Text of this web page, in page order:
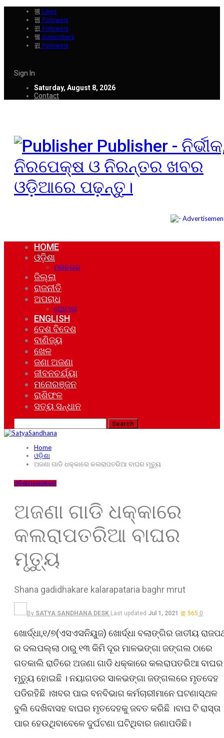
Likes
Followers
Followers
Subscribers
Followers
Sign In
Saturday, August 8, 2026
Contact
Publisher -
ନିରପେକ୍ଷ ଓ ନିରନ୍ତର ଖବର
ଓଡ଼ିଆରେ ପଢ଼ନ୍ତୁ।
HOME
ଓଡ଼ିଶା
ମହାନଗର
ଜିଲ୍ଲା
ରାଜନୀତି
ଅପରାଧ
ଘୋଟାଲା
ENGLISH
ଦେଶ ବିଦେଶ
ବାଣିଜ୍ୟ
ଖେଳ
ଜଣା ଅଜଣା
ଜୀବନଚର୍ଯ୍ୟା
ମନୋରଞ୍ଜନ
ରାଶିଫଳ
ସତ୍ୟ ସନ୍ଧାନ
Home
ଓଡ଼ିଶା
ଅଜଣା ଗାଡି ଧକ୍କାରେ କଲରାପତରିଆ ବାଘର ମୃତ୍ୟୁ
ଓଡ଼ିଶାମନୋରଞ୍ଜନ
ଅଜଣା ଗାଡି ଧକ୍କାରେ
କଲରାପତରିଆ ବାଘର
ମୃତ୍ୟୁ
Shana gadidhakare kalarapataria baghr mrut
By SATYA SANDHANA DESK Last updated Jul 1, 2021 565 0
ଖୋର୍ଦ୍ଧା,୧/୭(ଏସଏସନିୟୁଜ) ଖୋର୍ଦ୍ଧା ବଲାଙ୍ଗିର ଜାତୀୟ
ର ଦଲପଲ୍ଲା ଠାରୁ ୧୩ କିମି ଦୂର ମାଳଭଙ୍ଗା ଜଙ୍ଗଲ ଠାରେ
ଗତକାଲି ରାତିରେ ଅଜଣା ଗାଡି ଧକ୍କାରେ କଲରାପତରିଆ ବାଘର
ମୃତ୍ୟୁ ହୋଇଛି । ନୟାଗଡର ସାଳଭଙ୍ଗା ଜଙ୍ଗଲରେ ମୃତଦେହ
ପଡିରହିଛି ।ଖବର ପାଇ ବନବିଭାଗ କର୍ମଚାରୀମାନେ ଘଟଣାସ୍ଥଳ
ବୁଲି ଦେଖିବାସହ ବାଘର ମୃତଦେହକୁ ଜବତ କରିଛି ।ବାଘ ଟି ରାସ୍ତା
ପାର ହେଉଥିବାବେଳେ ଦୁର୍ଘଟଣା ଘଟିଥିବାର ଜଣାପଡିଛି।